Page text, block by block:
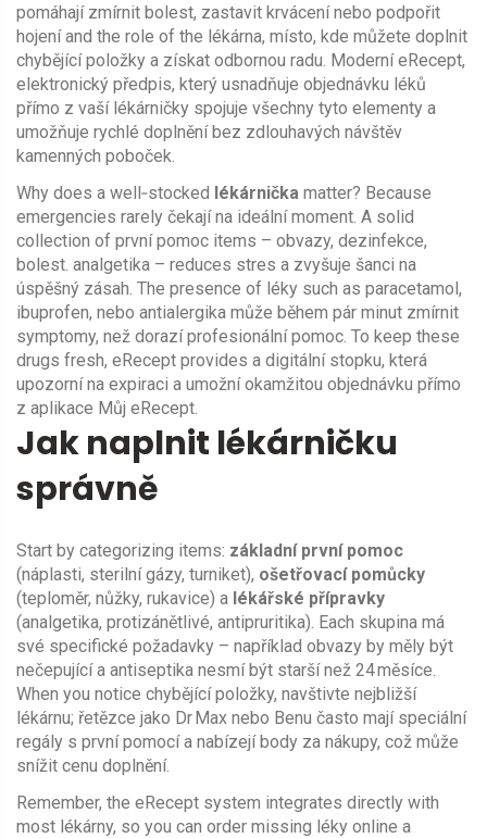
pomáhají zmírnit bolest, zastavit krvácení nebo podpořit
hojeníand the role of the lékárna, místo, kde můžete doplnit
chybějící položky a získat odbornou radu. ModerníeRecept,
elektronický předpis, který usnadňuje objednávku léků
přímo z vaší lékárničky spojuje všechny tyto elementy a
umožňuje rychlé doplnění bez zdlouhavých návštěv
kamenných poboček.
Why does a well‑stocked lékárnička matter? Because
emergencies rarely čekají na ideální moment. A solid
collection of první pomoc items – obvazy, dezinfekce,
bolest. analgetika – reduces stres a zvyšuje šanci na
úspěšný zásah. The presence of léky such as paracetamol,
ibuprofen, nebo antialergika může během pár minut zmírnit
symptomy, než dorazí profesionální pomoc. To keep these
drugs fresh, eRecept provides a digitální stopku, která
upozorní na expiraci a umožní okamžitou objednávku přímo
z aplikace Můj eRecept.
Jak naplnit lékárničku
správně
Start by categorizing items: základní první pomoc
(náplasti, sterilní gázy, turniket), ošetřovací pomůcky
(teploměr, nůžky, rukavice) a lékářské přípravky
(analgetika, protizánětlivé, antipruritika). Each skupina má
své specifické požadavky – například obvazy by měly být
nečepující a antiseptika nesmí být starší než 24 měsíce.
When you notice chybějící položky, navštivte nejbližší
lékárnu; řetězce jako Dr Max nebo Benu často mají speciální
regály s první pomocí a nabízejí body za nákupy, což může
snížit cenu doplnění.
Remember, the eRecept system integrates directly with
most lékárny, so you can order missing léky online a